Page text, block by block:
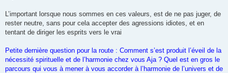
L’important lorsque nous sommes en ces valeurs, est de ne pas juger, de
rester neutre, sans pour cela accepter des agressions idiotes, et en
tentant de diriger les esprits vers le vrai
Petite dernière question pour la route : Comment s’est produit l’éveil de la
nécessité spirituelle et de l’harmonie chez vous Aja ? Quel est en gros le
parcours qui vous à mener à vous accorder à l’harmonie de l’univers et de